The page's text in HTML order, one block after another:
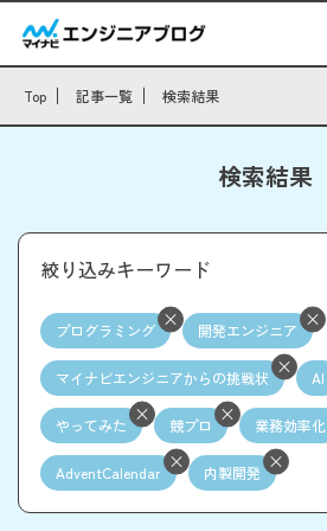
Top 記事一覧 検索結果
検索結果
絞り込みキーワード
プログラミング 開発エンジニア
マイナビエンジニアからの挑戦状 AI
やってみた 競プロ 業務効率化
AdventCalendar 内製開発